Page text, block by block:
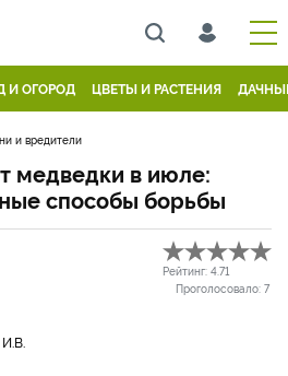
И ОГОРОД ЦВЕТЫ И РАСТЕНИЯ
и вредители
медведки в июле:
способы борьбы
Рейтинг: 4.71
Проголосовало: 7